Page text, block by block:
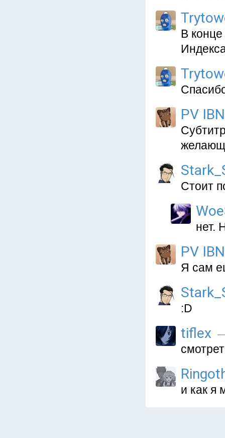
В конце
PV
Стоит
нет.
PV
Я сам
:D
tiflex
и как я